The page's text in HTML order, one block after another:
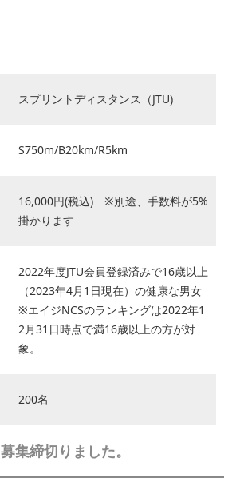
スプリントディスタンス（JTU)
S750m/B20km/R5km
16,000円(税込) ※別途、手数料が5%
掛かります
2022年度JTU会員登録済みで16歳以上
（2023年4月1日現在）の健康な男女
※エイジNCSのランキングは2022年1
2月31日時点で満16歳以上の方が対
象。
200名
募集締切りました。